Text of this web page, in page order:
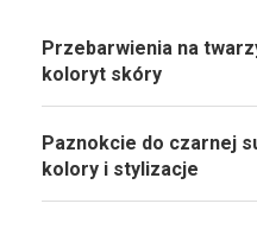
Przebarwienia na
koloryt skóry
Paznokcie do czarnej
kolory i stylizacje